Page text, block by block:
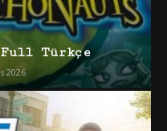
Türkçe
2026